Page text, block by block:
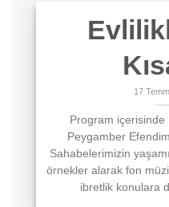
17
Program içerisinde
Peygamber
Sahabelerimizin
örnekler alarak fon
ibretlik konulara